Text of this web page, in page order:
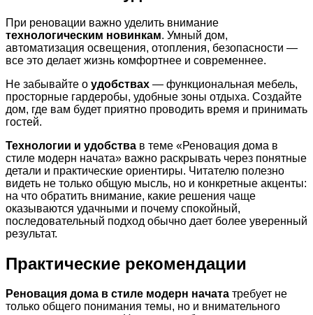
При реновации важно уделить внимание
технологическим новинкам. Умный дом,
автоматизация освещения, отопления, безопасности —
все это делает жизнь комфортнее и современнее.
Не забывайте о удобствах — функциональная мебель,
просторные гардеробы, удобные зоны отдыха. Создайте
дом, где вам будет приятно проводить время и принимать
гостей.
Технологии и удобства в теме «Реновация дома в
стиле модерн начата» важно раскрывать через понятные
детали и практические ориентиры. Читателю полезно
видеть не только общую мысль, но и конкретные акценты:
на что обратить внимание, какие решения чаще
оказываются удачными и почему спокойный,
последовательный подход обычно дает более уверенный
результат.
Практические рекомендации
Реновация дома в стиле модерн начата требует не
только общего понимания темы, но и внимательного